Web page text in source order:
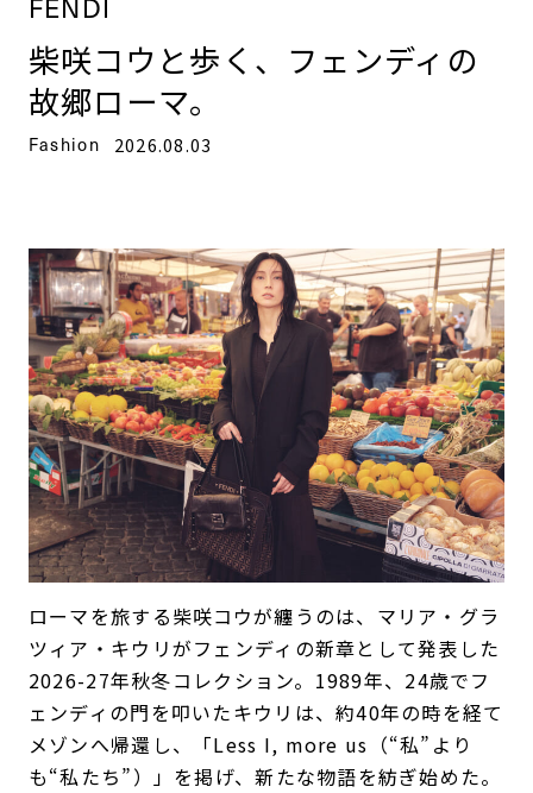
FENDI
柴咲コウと歩く、フェンディの
故郷ローマ。
Fashion 2026.08.03
ローマを旅する柴咲コウが纏うのは、マリア・グラ
ツィア・キウリがフェンディの新章として発表した
2026-27年秋冬コレクション。1989年、24歳でフ
ェンディの門を叩いたキウリは、約40年の時を経て
メゾンへ帰還し、「Less I, more us（“私”より
も“私たち”）」を掲げ、新たな物語を紡ぎ始めた。